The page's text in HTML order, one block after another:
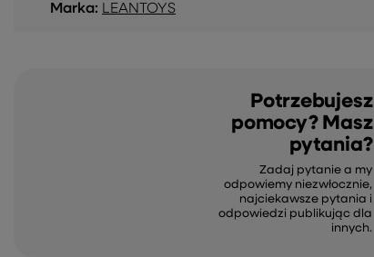
Marka: LEANTOYS
Potrzebujesz
pomocy? Masz
pytania?
Zadaj pytanie a my
odpowiemy niezwłocznie,
najciekawsze pytania i
odpowiedzi publikując dla
innych.